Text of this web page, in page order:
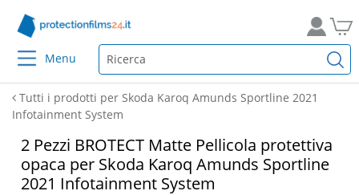
Menu
Tutti i prodotti per Skoda Karoq Amunds Sportline 2021
Infotainment System
2 Pezzi BROTECT Matte Pellicola protettiva
opaca per Skoda Karoq Amunds Sportline
2021 Infotainment System